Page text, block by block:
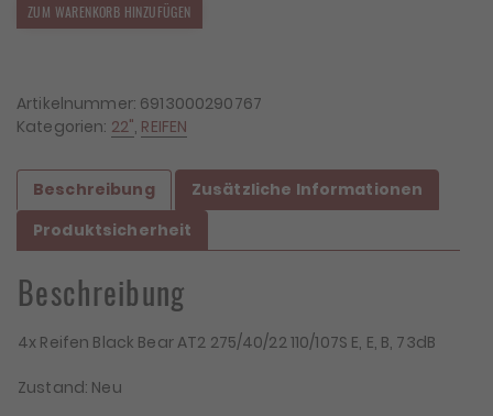
4x
Reifen
AT2
275/40/22
110/107S
Menge
ZUM WARENKORB HINZUFÜGEN
Artikelnummer: 6913000290767
Kategorien: 22", REIFEN
Beschreibung
Zusätzliche Informationen
Produktsicherheit
Beschreibung
4x Reifen Black Bear AT2 275/40/22 110/107S E, E, B, 73dB
Zustand: Neu